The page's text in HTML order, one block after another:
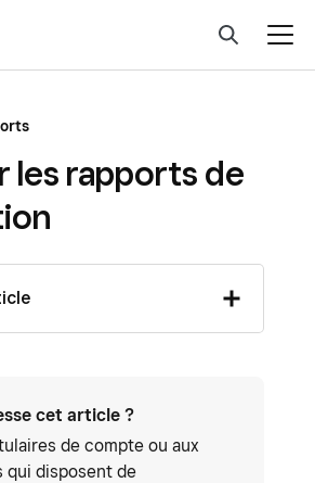
rapports de
cet article ?
de compte ou aux
qui disposent de